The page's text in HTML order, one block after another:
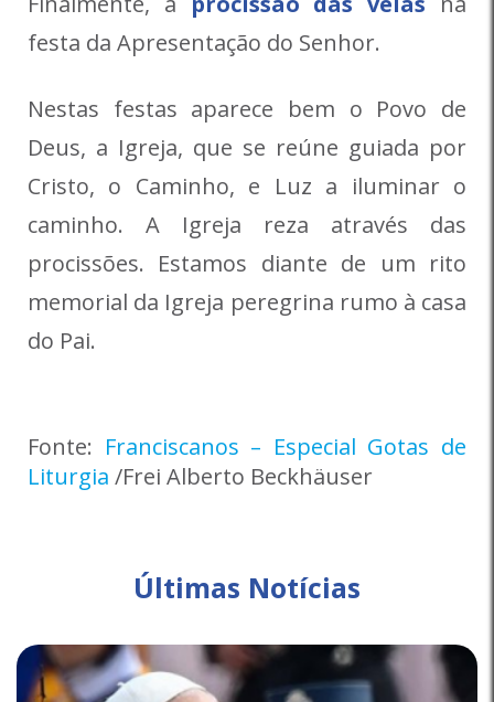
festa da Apresentação do Senhor.
Nestas festas aparece bem o Povo de
Deus, a Igreja, que se reúne guiada por
Cristo, o Caminho, e Luz a iluminar o
caminho. A Igreja reza através das
procissões. Estamos diante de um rito
memorial da Igreja peregrina rumo à casa
do Pai.
Fonte: Franciscanos – Especial Gotas de
Liturgia /Frei Alberto Beckhäuser
Últimas Notícias